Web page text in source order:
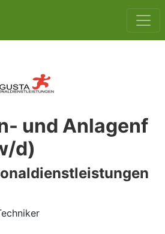
und Anlagenf
d)